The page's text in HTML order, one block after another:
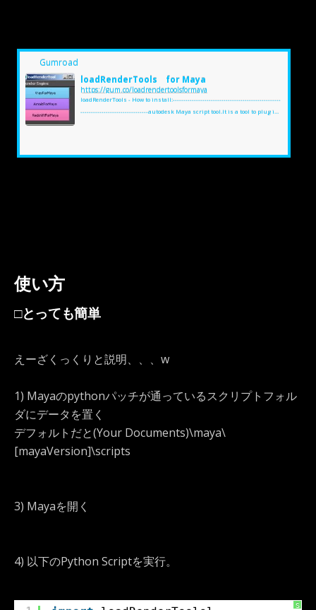
Gumroad
loadRenderTools for Maya
https://gum.co/loadrendertoolsformaya
loadRenderTools - How to install:---------------------------------------------------
--------------------------------autodesk Maya script tool.It is a tool to plug in
Maya4) Run Python Script------------------------------...
使い方
□とっても簡単
えーざくっくりと説明、、、w
1) Mayaのpythonパッチが通っているスクリプトフォル
ダにデータを置く
デフォルトだと(Your Documents)\maya\
[mayaVersion]\scripts
3) Mayaを開く
4) 以下のPython Scriptを実行。
S